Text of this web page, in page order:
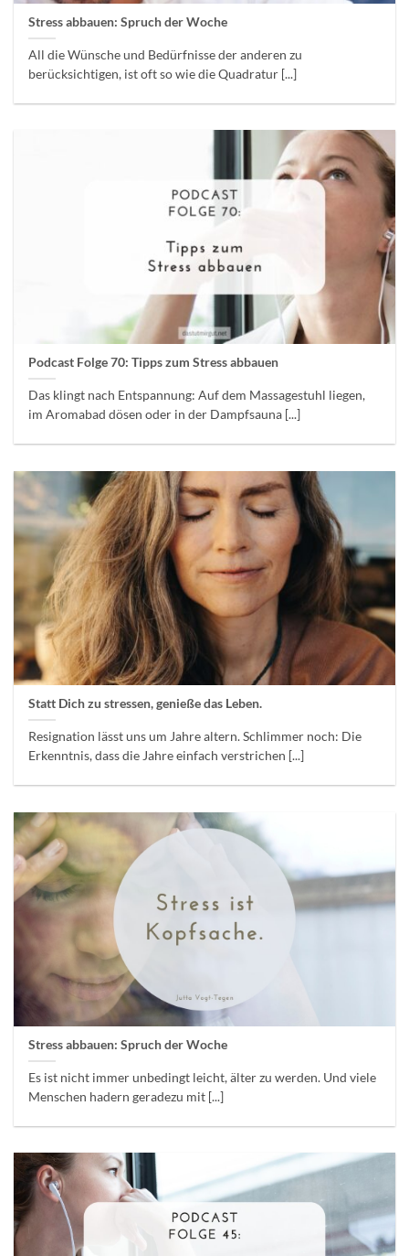
Stress abbauen: Spruch der Woche
All die Wünsche und Bedürfnisse der anderen zu
berücksichtigen, ist oft so wie die Quadratur [...]
Podcast Folge 70: Tipps zum Stress abbauen
Das klingt nach Entspannung: Auf dem Massagestuhl liegen,
im Aromabad dösen oder in der Dampfsauna [...]
Statt Dich zu stressen, genieße das Leben.
Resignation lässt uns um Jahre altern. Schlimmer noch: Die
Erkenntnis, dass die Jahre einfach verstrichen [...]
Stress abbauen: Spruch der Woche
Es ist nicht immer unbedingt leicht, älter zu werden. Und viele
Menschen hadern geradezu mit [...]